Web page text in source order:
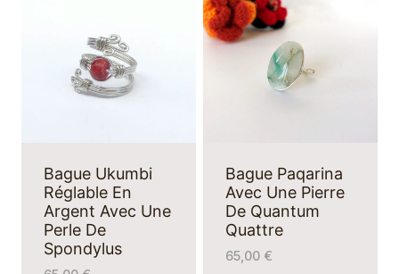
Bague Ukumbi
Réglable En
Argent Avec Une
Perle De
Spondylus
Bague Paqarina
Avec Une Pierre
De Quantum
Quattre
65,00 €